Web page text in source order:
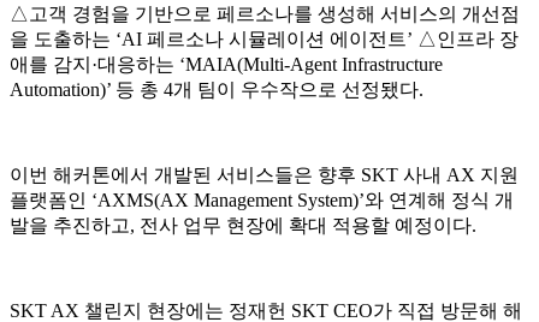
△고객 경험을 기반으로 페르소나를 생성해 서비스의 개선점
을 도출하는 ‘AI 페르소나 시뮬레이션 에이전트’ △인프라 장
애를 감지·대응하는 ‘MAIA(Multi-Agent Infrastructure
Automation)’ 등 총 4개 팀이 우수작으로 선정됐다.
이번 해커톤에서 개발된 서비스들은 향후 SKT 사내 AX 지원
플랫폼인 ‘AXMS(AX Management System)’와 연계해 정식 개
발을 추진하고, 전사 업무 현장에 확대 적용할 예정이다.
SKT AX 챌린지 현장에는 정재헌 SKT CEO가 직접 방문해 해